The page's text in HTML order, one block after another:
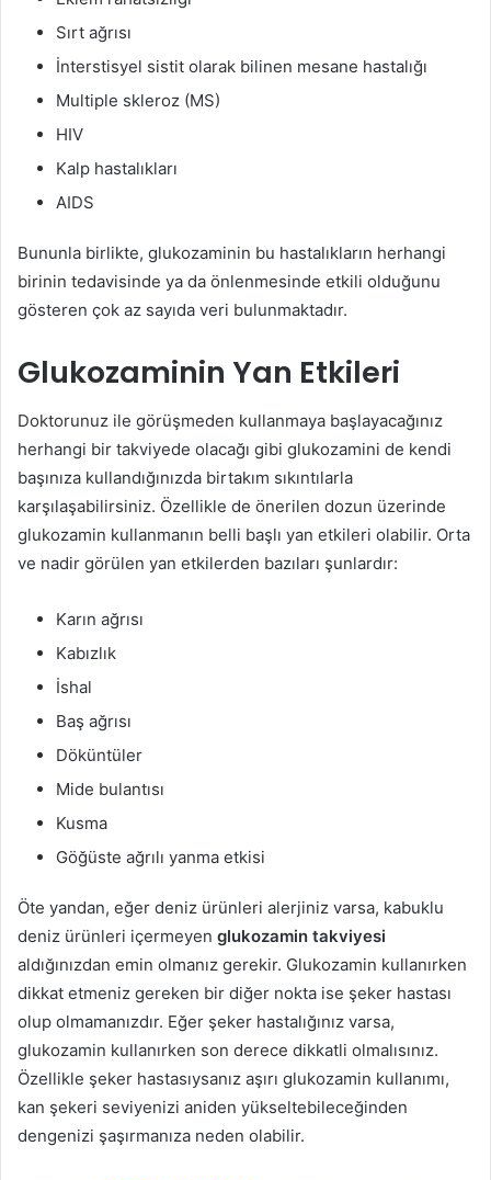
Sırt ağrısı
İnterstisyel sistit olarak bilinen mesane hastalığı
Multiple skleroz (MS)
HIV
Kalp hastalıkları
AIDS
Bununla birlikte, glukozaminin bu hastalıkların herhangi
birinin tedavisinde ya da önlenmesinde etkili olduğunu
gösteren çok az sayıda veri bulunmaktadır.
Glukozaminin Yan Etkileri
Doktorunuz ile görüşmeden kullanmaya başlayacağınız
herhangi bir takviyede olacağı gibi glukozamini de kendi
başınıza kullandığınızda birtakım sıkıntılarla
karşılaşabilirsiniz. Özellikle de önerilen dozun üzerinde
glukozamin kullanmanın belli başlı yan etkileri olabilir. Orta
ve nadir görülen yan etkilerden bazıları şunlardır:
Karın ağrısı
Kabızlık
İshal
Baş ağrısı
Döküntüler
Mide bulantısı
Kusma
Göğüste ağrılı yanma etkisi
Öte yandan, eğer deniz ürünleri alerjiniz varsa, kabuklu
deniz ürünleri içermeyen glukozamin takviyesi
aldığınızdan emin olmanız gerekir. Glukozamin kullanırken
dikkat etmeniz gereken bir diğer nokta ise şeker hastası
olup olmamanızdır. Eğer şeker hastalığınız varsa,
glukozamin kullanırken son derece dikkatli olmalısınız.
Özellikle şeker hastasıysanız aşırı glukozamin kullanımı,
kan şekeri seviyenizi aniden yükseltebileceğinden
dengenizi şaşırmanıza neden olabilir.